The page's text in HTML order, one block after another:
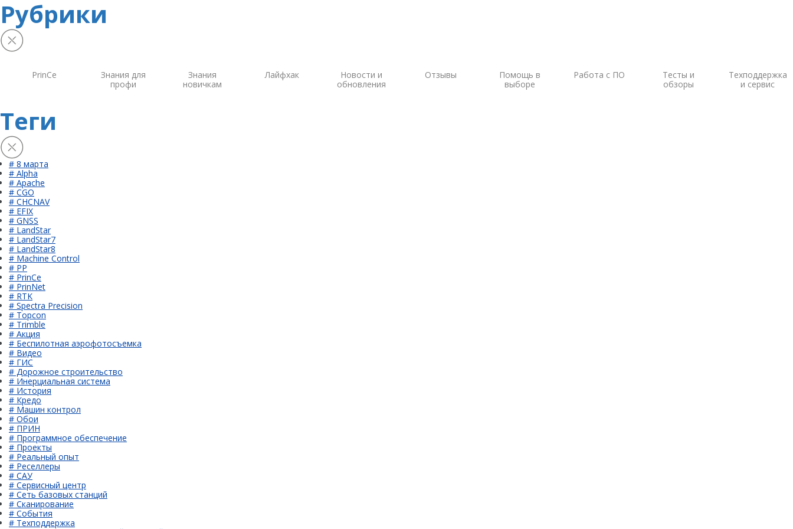
Рубрики
PrinCe
Знания для
профи
Знания
новичкам
Лайфхак
Новости и
обновления
Отзывы
Помощь в
выборе
Работа с ПО
Тесты и
обзоры
Техподдержка
и сервис
Теги
# 8 марта
# Alpha
# Apache
# CGO
# CHCNAV
# EFIX
# GNSS
# LandStar
# LandStar7
# LandStar8
# Machine Control
# PP
# PrinCe
# PrinNet
# RTK
# Spectra Precision
# Topcon
# Trimble
# Акция
# Беспилотная аэрофотосъемка
# Видео
# ГИС
# Дорожное строительство
# Инерциальная система
# История
# Кредо
# Машин контрол
# Обои
# ПРИН
# Программное обеспечение
# Проекты
# Реальный опыт
# Реселлеры
# САУ
# Сервисный центр
# Сеть базовых станций
# Сканирование
# События
# Техподдержка